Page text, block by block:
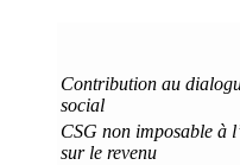
Contribution au
social
CSG non imposable à
sur le revenu